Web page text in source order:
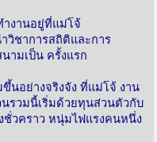
านอยู่ที่แม่โจ้
วิชาการสถิติและการ
ามเป็น ครั้งแรก
อย่างจริงจัง ที่แม่โจ้ งาน
รวมนี้เริ่มด้วยทุนส่วนตัวกับ
ชั่วคราว หนุ่มไฟแรงคนหนึ่ง